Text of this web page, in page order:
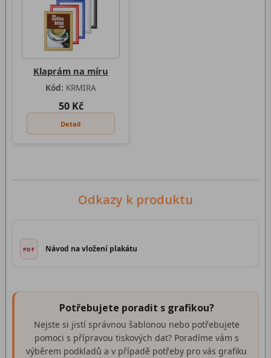
Klaprám na míru
Kód: KRMIRA
50 Kč
Detail
Odkazy k produktu
Návod na vložení plakátu
Potřebujete poradit s grafikou?
Nejste si jistí správnou šablonou nebo potřebujete
pomoci s přípravou tiskových dat? Poradíme vám s
výběrem podkladů a v případě potřeby pro vás grafiku